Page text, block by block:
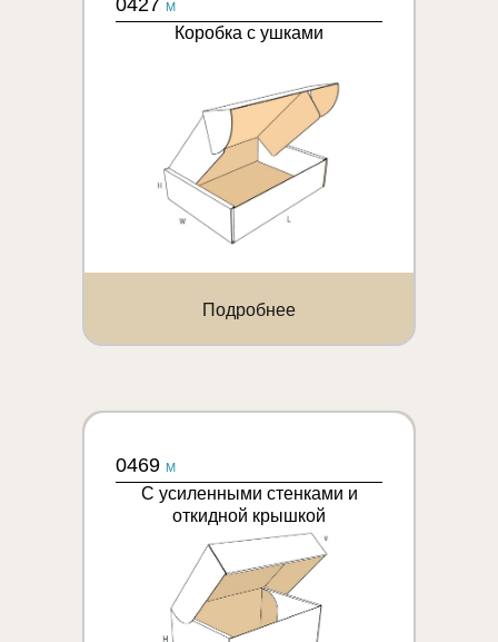
0427 M
Коробка с ушками
Подробнее
0469 M
С усиленными стенками и
откидной крышкой